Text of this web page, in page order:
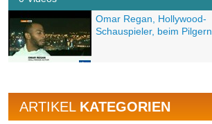
Omar Regan, Hollywood-
Schauspieler, beim Pilgern
ARTIKEL KATEGORIEN